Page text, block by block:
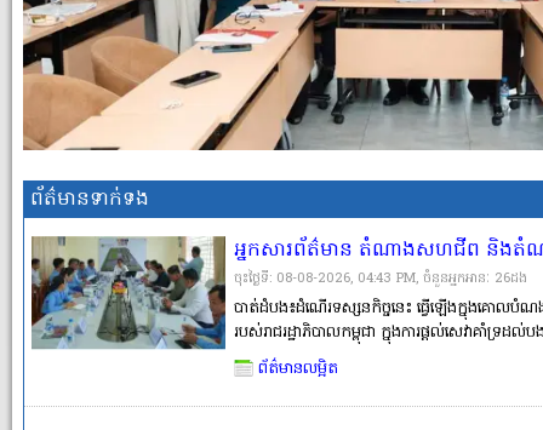
ព័ត៌មានទាក់ទង
អ្នកសារព័ត៌មាន តំណាងសហជីព និងតំណ
នៅវិទ្យាស្ថានបច្ចេកវិទ្យាបាត់ដំបង ដើ
ជំនាញពីមុនរបស់បងប្អូនអតីតពលករ
ចុះថ្ងៃទី: 08-08-2026, 04:43 PM, ចំនួនអ្នកអានៈ​ 26ដង
បាត់ដំបង៖ដំណើរទស្សនកិច្ចនេះ ធ្វើឡើងក្នុងគោលបំ
របស់រាជរដ្ឋាភិបាលកម្ពុជា ក្នុងការផ្តល់សេវាគាំទ្រដ
ជំនាញពីមុន (RPL) ការផ្តល់ការបណ្តុះបណ្តាលបន្ថែម កា
ក្នុងស្រ�
ព័ត៌មានលម្អិត